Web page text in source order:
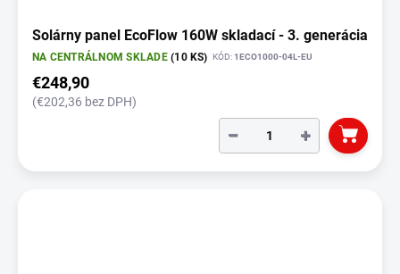
Solárny panel EcoFlow 160W skladací - 3. generácia
NA CENTRÁLNOM SKLADE(10 KS) KÓD:1ECO1000-04L-EU
€248,90
(€202,36 bez DPH)
+
−